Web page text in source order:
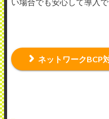
ネットワークBCP